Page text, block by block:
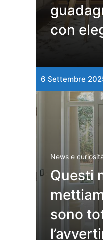
con
6 Settembre
News e curiosità
Questi
sono